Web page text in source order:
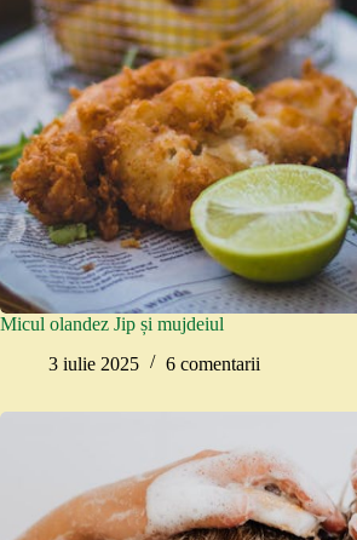
Micul olandez Jip și mujdeiul
3 iulie 2025
6 comentarii